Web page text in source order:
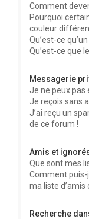
Comment
Pourquoi
couleur
Qu’est-ce
Qu’est-ce que
Messagerie
Je ne peux pas
Je reçois sans
J’ai reçu un
de ce forum !
Amis et
Que sont mes
Comment
ma liste d’amis
Recherche